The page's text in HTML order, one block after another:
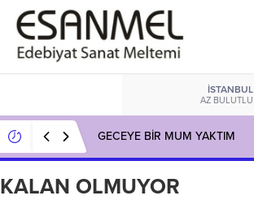
İSTANBUL
AZ BULUTLU
GECEYE BİR MUM YAKTIM
KALAN OLMUYOR